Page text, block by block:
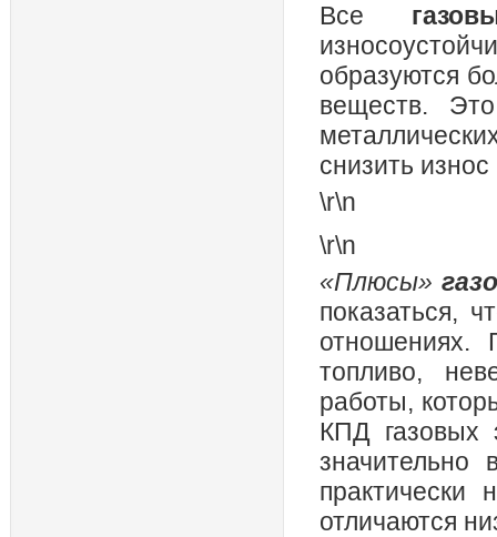
Все
образуются
веществ.
снизить
\r\n
\r\n
«Плюсы»
показаться,
отношениях.
топливо,
работы,
КПД газовых
практически
отличаются